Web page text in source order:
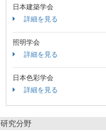
日本建築学会
詳細を見る
照明学会
詳細を見る
日本色彩学会
詳細を見る
研究分野